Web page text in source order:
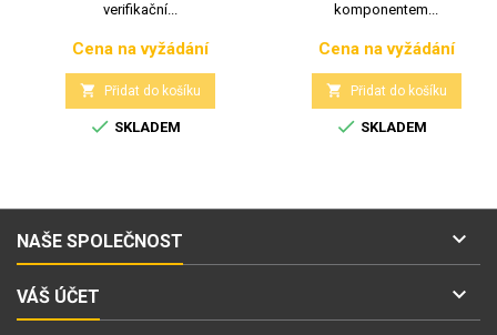
verifikační...
Cena
Cena na vyžádání
 Přidat do košíku
 SKLADEM
komponentem...
Cena
Cena na vyžádání
 Přidat do košíku
 SKLADEM
NAŠE SPOLEČNOST 
VÁŠ ÚČET 